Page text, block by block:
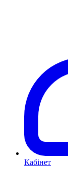
Кабінет